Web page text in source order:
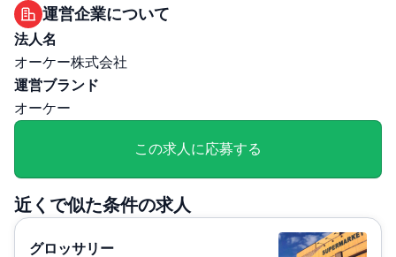
その他
勤務・休日に関する補足: 勤務時間： 6:00～22:00の間で
調整〈シフト例〉①7:30～16:30 ②6:00～15:00 休日：4
週8休制、その他休暇：年始休暇1/1～1/3(公休扱い)、年次
有給休暇、結婚休暇、産前・産後休暇、育児休暇、介護休
暇、慶弔休暇）
退職・定年に関する補足: 定年60歳まで ※65歳まで再雇用
業時間分は全額支給
通勤・住居に関する補足: 交通費：会社規定により支給
運営企業について
法人名
オーケー株式会社
運営ブランド
オーケー
この求人に応募する
近くで似た条件の求人
グロッサリー